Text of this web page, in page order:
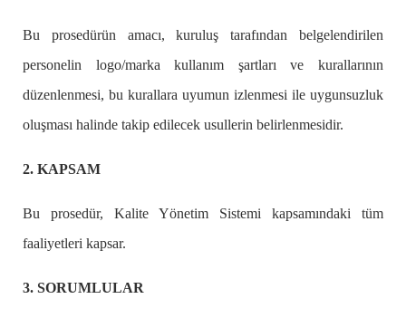
Bu prosedürün amacı, kuruluş tarafından belgelendirilen
personelin logo/marka kullanım şartları ve kurallarının
düzenlenmesi, bu kurallara uyumun izlenmesi ile uygunsuzluk
oluşması halinde takip edilecek usullerin belirlenmesidir.
2. KAPSAM
Bu prosedür, Kalite Yönetim Sistemi kapsamındaki tüm
faaliyetleri kapsar.
3. SORUMLULAR